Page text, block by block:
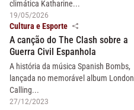
climática Katharine...
19/05/2026
Cultura e Esporte
A canção do The Clash sobre a
Guerra Civil Espanhola
A história da música Spanish Bombs,
lançada no memorável album London
Calling...
27/12/2023